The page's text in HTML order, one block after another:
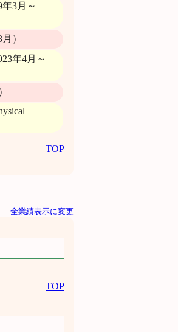
3月～
）
年4月～
TOP
全業績表示に変更
TOP